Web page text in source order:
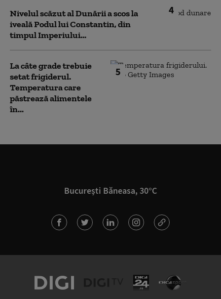
4
Nivelul scăzut al Dunării a scos la
iveală Podul lui Constantin, din
timpul Imperiului...
5
La câte grade trebuie
setat frigiderul.
Temperatura care
păstrează alimentele
în...
București Băneasa, 30°C